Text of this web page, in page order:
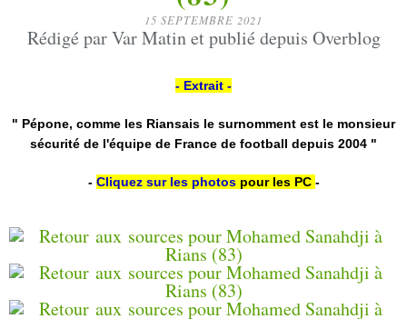
15 SEPTEMBRE 2021
Rédigé par Var Matin et publié depuis Overblog
- Extrait -
" Pépone, comme les Riansais le surnomment est le monsieur
sécurité de l'équipe de France de football depuis 2004 "
- Cliquez sur les photospour les PC -